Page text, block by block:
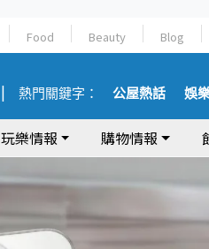
Food Beauty Blog
熱門關鍵字： 公屋熱話 娛
玩樂情報 購物情報